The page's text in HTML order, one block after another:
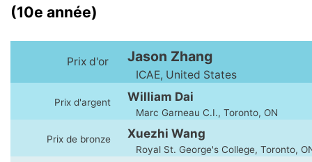
(10e année)
Prix d'or Jason Zhang
ICAE, United States
Prix d'argent William Dai
Marc Garneau C.I., Toronto, ON
Prix de bronze Xuezhi Wang
Royal St. George's College, Toronto,